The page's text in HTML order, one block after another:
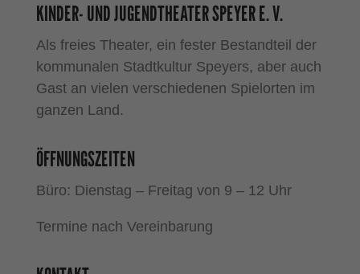
KINDER- UND JUGENDTHEATER SPEYER E. V.
Als freies Theater, ein fester Bestandteil der
kommunalen Stadtkultur Speyers, aber auch
Gast an vielen verschiedenen Spielorten im
ganzen Land.
ÖFFNUNGSZEITEN
Büro: Dienstag – Freitag von 9 – 12 Uhr
Termine nach Vereinbarung